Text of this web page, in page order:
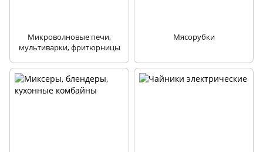
Микроволновые печи,
мультиварки, фритюрницы
Мясорубки